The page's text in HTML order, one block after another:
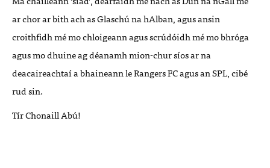
ar chor ar bith ach as Glaschú na hAlban, agus ansin
croithfidh mé mo chloigeann agus scrúdóidh mé mo bhróga
agus mo dhuine ag déanamh mion-chur síos ar na
deacaireachtaí a bhaineann le Rangers FC agus anSPL, cibé
rud sin.
Tír Chonaill Abú!